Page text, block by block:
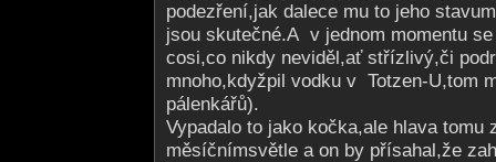
podezření,jak dalece mu to jeho
jsou skutečné.A v jednom momentu
cosi,co nikdy neviděl,ať střízlivý,či
mnoho,kdyžpil vodku v Totzen-U,tom
pálenkářů).
Vypadalo to jako kočka,ale hlava
měsíčnímsvětle a on by přísahal,že